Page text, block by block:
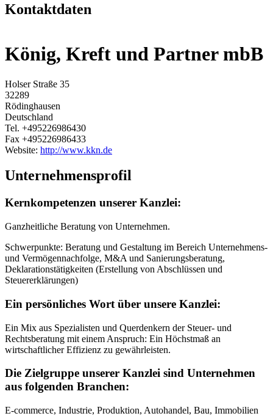
Kontaktdaten
König, Kreft und Partner mbB
Holser Straße 35
32289
Rödinghausen
Deutschland
Tel. +495226986430
Fax +495226986433
Website: http://www.kkn.de
Unternehmensprofil
Kernkompetenzen unserer Kanzlei:
Ganzheitliche Beratung von Unternehmen.
Schwerpunkte: Beratung und Gestaltung im Bereich Unternehmens-
und Vermögennachfolge, M&A und Sanierungsberatung,
Deklarationstätigkeiten (Erstellung von Abschlüssen und
Steuererklärungen)
Ein persönliches Wort über unsere Kanzlei:
Ein Mix aus Spezialisten und Querdenkern der Steuer- und
Rechtsberatung mit einem Anspruch: Ein Höchstmaß an
wirtschaftlicher Effizienz zu gewährleisten.
Die Zielgruppe unserer Kanzlei sind Unternehmen
aus folgenden Branchen:
E-commerce, Industrie, Produktion, Autohandel, Bau, Immobilien